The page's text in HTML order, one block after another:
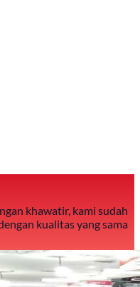
khawatir, kami sudah
kualitas yang sama